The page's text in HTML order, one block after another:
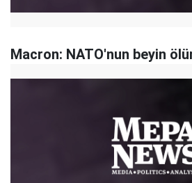
Macron: NATO'nun beyin